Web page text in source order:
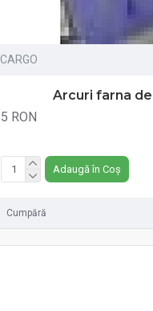
CARGO
Arcuri farna
5 RON
Adaugă în Coș
Cumpără